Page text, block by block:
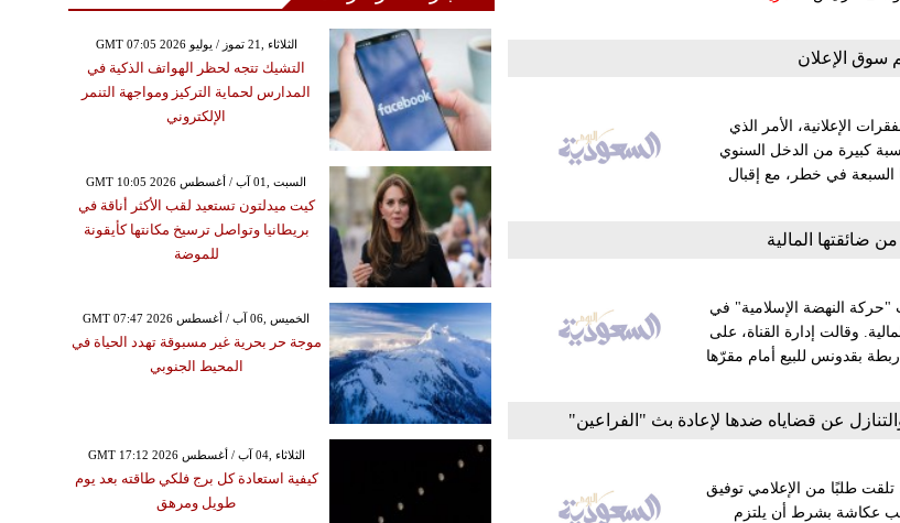
سوق الإعلان
الإعلانية، الأمر الذي
كبيرة من الدخل السنوي
السبعة في خطر، مع إقبال
ضائقتها المالية
"حركة النهضة الإسلامية" في
وقالت إدارة القناة، على
صفحتها بموقع التواصل الاجتماعي "فيسبوك" إنها ستعرض الخميس المقبل 1000 ربطة بقدونس للبيع أمام مقرّها
عن قضاياه ضدها لإعادة بث "الفراعين"
طلبًا من الإعلامي توفيق
عكاشة بشرط أن يلتزم
GMT 07:05 2026 الثلاثاء ,21 تموز / يوليو
التشيك تتجه لحظر الهواتف الذكية في
المدارس لحماية التركيز ومواجهة التنمر
الإلكتروني
GMT 10:05 2026 السبت ,01 آب / أغسطس
كيت ميدلتون تستعيد لقب الأكثر أناقة في
بريطانيا وتواصل ترسيخ مكانتها كأيقونة
للموضة
GMT 07:47 2026 الخميس ,06 آب / أغسطس
موجة حر بحرية غير مسبوقة تهدد الحياة في
المحيط الجنوبي
GMT 17:12 2026 الثلاثاء ,04 آب / أغسطس
كيفية استعادة كل برج فلكي طاقته بعد يوم
طويل ومرهق